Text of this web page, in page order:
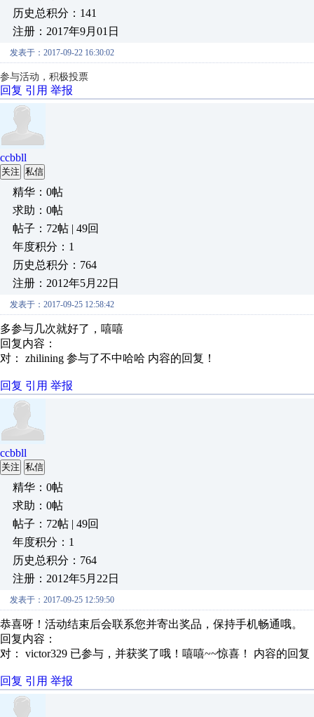
历史总积分：141
注册：2017年9月01日
发表于：2017-09-22 16:30:02
参与活动，积极投票
回复 引用 举报
ccbbll
关注 私信
精华：0帖
求助：0帖
帖子：72帖 | 49回
年度积分：1
历史总积分：764
注册：2012年5月22日
发表于：2017-09-25 12:58:42
多参与几次就好了，嘻嘻
回复内容：
对： zhilining 参与了不中哈哈 内容的回复！
回复 引用 举报
ccbbll
关注 私信
精华：0帖
求助：0帖
帖子：72帖 | 49回
年度积分：1
历史总积分：764
注册：2012年5月22日
发表于：2017-09-25 12:59:50
恭喜呀！活动结束后会联系您并寄出奖品，保持手机畅通哦。
回复内容：
对： victor329 已参与，并获奖了哦！嘻嘻~~惊喜！ 内容的回复
回复 引用 举报